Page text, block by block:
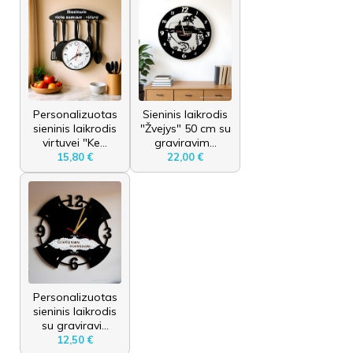
Personalizuotas
sieninis laikrodis
virtuvei "Ke...
15,80 €
Sieninis laikrodis
"Žvejys" 50 cm su
graviravim...
22,00 €
Personalizuotas
sieninis laikrodis
su graviravi...
12,50 €